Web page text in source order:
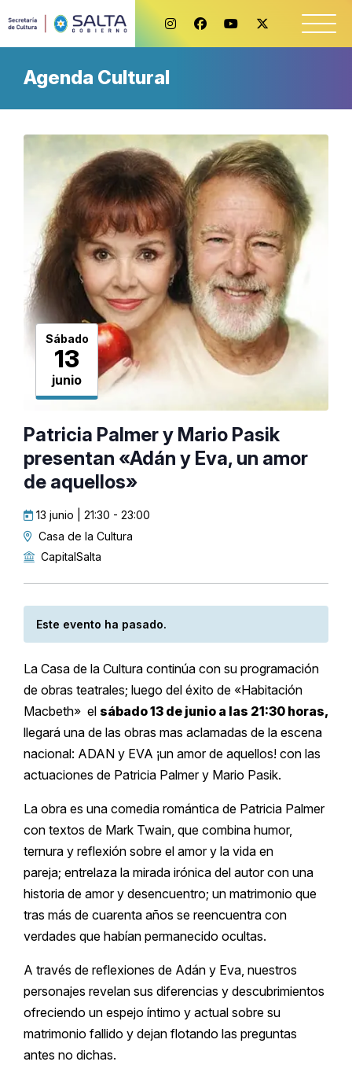
Agenda Cultural
Sábado
13
junio
Patricia Palmer y Mario Pasik
presentan «Adán y Eva, un amor
de aquellos»
13 junio | 21:30 - 23:00
Casa de la Cultura
CapitalSalta
Este evento ha pasado.
La Casa de la Cultura continúa con su programación
de obras teatrales; luego del éxito de «Habitación
Macbeth» el sábado 13 de junio a las 21:30 horas,
llegará una de las obras mas aclamadas de la escena
nacional: ADAN y EVA ¡un amor de aquellos! con las
actuaciones de Patricia Palmer y Mario Pasik.
La obra es una comedia romántica de Patricia Palmer
con textos de Mark Twain, que combina humor,
ternura y reflexión sobre el amor y la vida en
pareja; entrelaza la mirada irónica del autor con una
historia de amor y desencuentro; un matrimonio que
tras más de cuarenta años se reencuentra con
verdades que habían permanecido ocultas.
A través de reflexiones de Adán y Eva, nuestros
personajes revelan sus diferencias y descubrimientos
ofreciendo un espejo íntimo y actual sobre su
matrimonio fallido y dejan flotando las preguntas
antes no dichas.